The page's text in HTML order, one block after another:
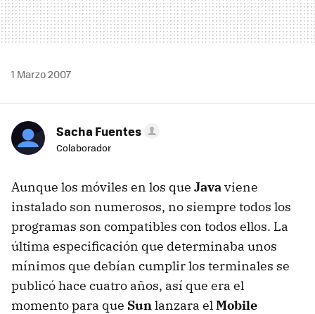
1 Marzo 2007
Sacha Fuentes
Colaborador
Aunque los móviles en los que Javaviene
instalado son numerosos, no siempre todos los
programas son compatibles con todos ellos. La
última especificación que determinaba unos
mínimos que debían cumplir los terminales se
publicó hace cuatro años, así que era el
momento para que Sunlanzara elMobile